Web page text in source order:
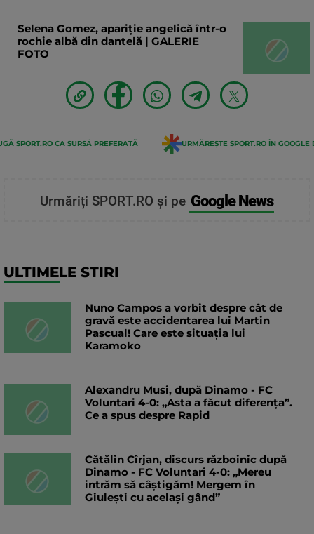
Selena Gomez, apariție angelică într-o
rochie albă din dantelă | GALERIE
FOTO
SPORT.RO CA SURSĂ PREFERATĂ URMĂREȘTE SPORT.RO ÎN GOOGLE
Urmăriți SPORT.RO și pe Google News
ULTIMELE STIRI
Nuno Campos a vorbit despre cât de
gravă este accidentarea lui Martin
Pascual! Care este situația lui
Karamoko
Alexandru Musi, după Dinamo - FC
Voluntari 4-0: „Asta a făcut diferența”.
Ce a spus despre Rapid
Cătălin Cîrjan, discurs războinic după
Dinamo - FC Voluntari 4-0: „Mereu
intrăm să câștigăm! Mergem în
Giulești cu același gând”